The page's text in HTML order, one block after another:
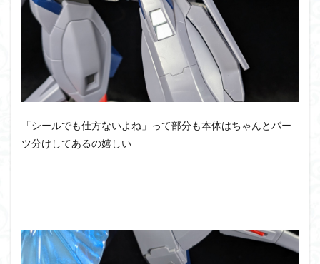
「シールでも仕方ないよね」って部分も本体はちゃんとパー
ツ分けしてあるの嬉しい